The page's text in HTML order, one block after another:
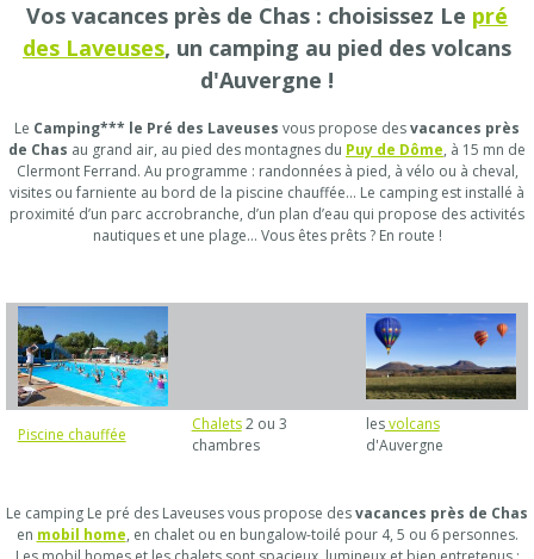
Vos vacances près de Chas : choisissez Le pré
des Laveuses, un camping au pied des volcans
d'Auvergne !
Le Camping*** le Pré des Laveuses vous propose desvacances près
de Chas au grand air, au pied des montagnes du Puy de Dôme, à 15 mn de
Clermont Ferrand. Au programme : randonnées à pied, à vélo ou à cheval,
visites ou farniente au bord de la piscine chauffée… Le camping est installé à
proximité d’un parc accrobranche, d’un plan d’eau qui propose des activités
nautiques et une plage… Vous êtes prêts ? En route !
Piscine chauffée
Chalets2 ou 3
chambres
lesvolcans
d'Auvergne
Le camping Le pré des Laveuses vous propose desvacances près de Chas
en mobil home, en chalet ou en bungalow-toilé pour 4, 5 ou 6 personnes.